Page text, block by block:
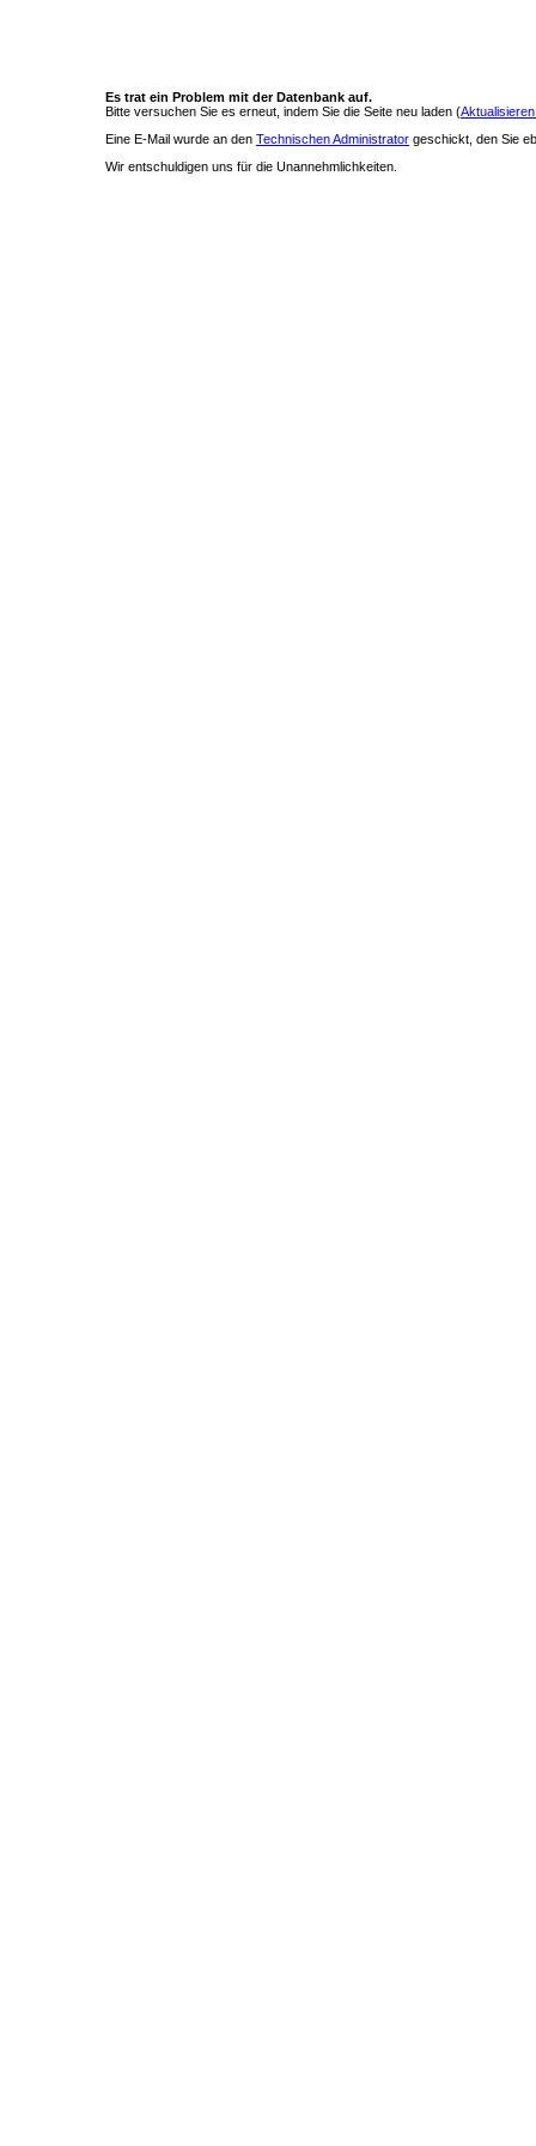
Es trat ein Problem mit der Datenbank auf.
Bitte versuchen Sie es erneut, indem Sie die Seite neu laden (
Eine E-Mail wurde an den Technischen Administrator geschickt, den Sie
Wir entschuldigen uns für die Unannehmlichkeiten.